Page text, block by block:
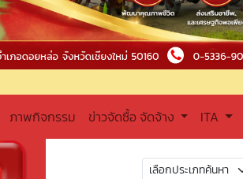
ภาพกิจกรรม ข่าวจัดซื้อ จัดจ้าง ITA